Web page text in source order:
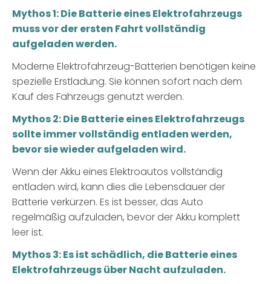
Mythos 1: Die Batterie eines Elektrofahrzeugs
muss vor der ersten Fahrt vollständig
aufgeladen werden.
Moderne Elektrofahrzeug-Batterien benötigen keine
spezielle Erstladung. Sie können sofort nach dem
Kauf des Fahrzeugs genutzt werden.
Mythos 2: Die Batterie eines Elektrofahrzeugs
sollte immer vollständig entladen werden,
bevor sie wieder aufgeladen wird.
Wenn der Akku eines Elektroautos vollständig
entladen wird, kann dies die Lebensdauer der
Batterie verkürzen. Es ist besser, das Auto
regelmäßig aufzuladen, bevor der Akku komplett
leer ist.
Mythos 3: Es ist schädlich, die Batterie eines
Elektrofahrzeugs über Nacht aufzuladen.